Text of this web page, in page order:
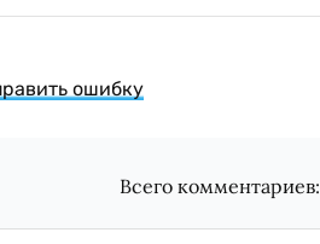
ошибку
Всего комментариев: